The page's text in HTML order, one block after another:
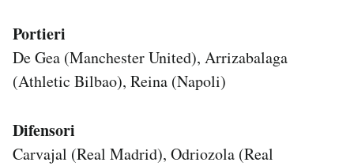
Portieri
De Gea (Manchester United), Arrizabalaga
(Athletic Bilbao), Reina (Napoli)
Difensori
Carvajal (Real Madrid), Odriozola (Real